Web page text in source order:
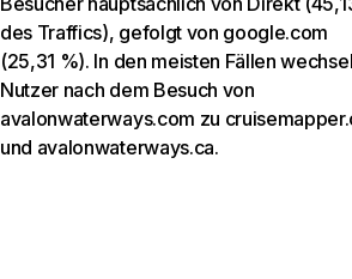
des Traffics), gefolgt von google.com
(25,31 %). In den meisten Fällen
Nutzer nach dem Besuch von
avalonwaterways.com zu
und avalonwaterways.ca.